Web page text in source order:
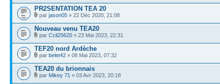
PR2SENTATION TEA 20
par jason05 » 22 Déc 2020, 21:08
Nouveau venu TEA20
par Ccil25620 » 23 Mai 2023, 22:31
TEF20 nord Ardèche
par belet42 » 08 Mai 2023, 07:32
TEA20 du brionnais
par Mikey 71 » 03 Avr 2023, 20:18